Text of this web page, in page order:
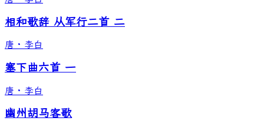
相和歌辞 从军行二首 二
唐 · 李白
塞下曲六首 一
唐 · 李白
幽州胡马客歌